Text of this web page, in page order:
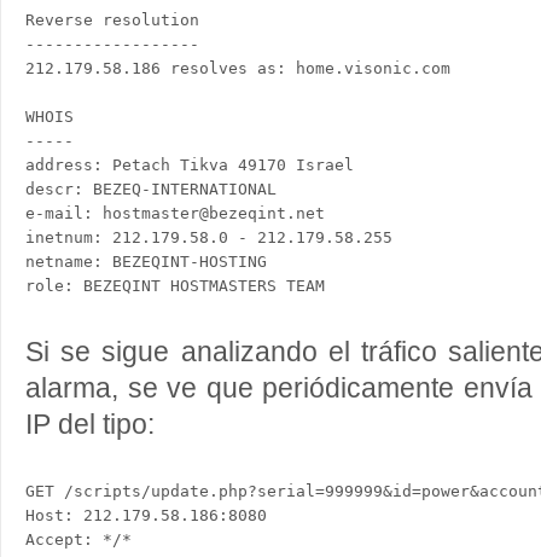
Reverse resolution
------------------
212.179.58.186 resolves as: home.visonic.com
WHOIS
-----
address: Petach Tikva 49170 Israel
descr: BEZEQ-INTERNATIONAL
e-mail: hostmaster@bezeqint.net
inetnum: 212.179.58.0 - 212.179.58.255
netname: BEZEQINT-HOSTING
Si se sigue analizando el tráfico
alarma, se ve que periódicamente
IP del tipo:
GET /scripts/
Host: 212.179.58.186:8080
Accept: */*